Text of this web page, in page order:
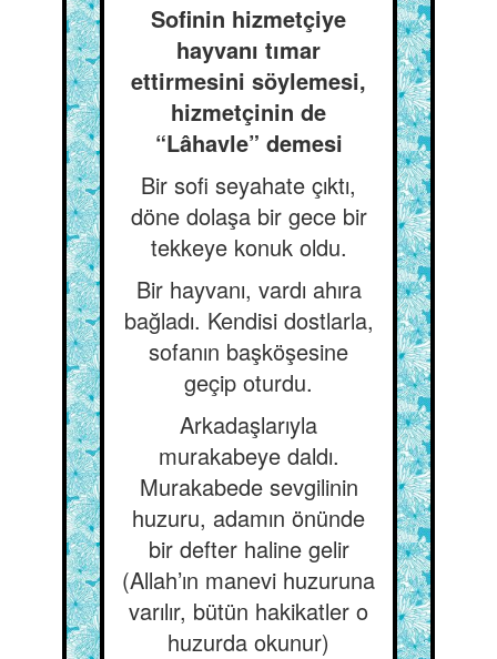
Sofinin hizmetçiye
hayvanı tımar
ettirmesini söylemesi,
hizmetçinin de
“Lâhavle” demesi
Bir sofi seyahate çıktı,
döne dolaşa bir gece bir
tekkeye konuk oldu.
Bir hayvanı, vardı ahıra
bağladı. Kendisi dostlarla,
sofanın başköşesine
geçip oturdu.
Arkadaşlarıyla
murakabeye daldı.
Murakabede sevgilinin
huzuru, adamın önünde
bir defter haline gelir
(Allah’ın manevi huzuruna
varılır, bütün hakikatler o
huzurda okunur)